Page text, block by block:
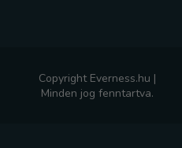
Copyright Everness.hu |
Minden jog fenntartva.